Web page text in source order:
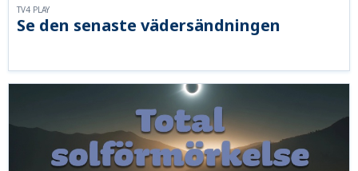
Se den senaste vädersändningen
TV4 PLAY